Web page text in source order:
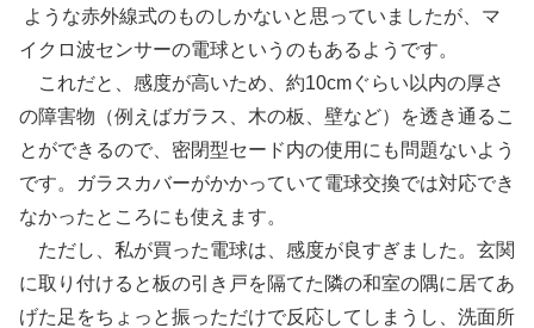
ような赤外線式のものしかないと思っていましたが、マ
イクロ波センサーの電球というのもあるようです。
これだと、感度が高いため、約10cmぐらい以内の厚さ
の障害物（例えばガラス、木の板、壁など）を透き通るこ
とができるので、密閉型セード内の使用にも問題ないよう
です。ガラスカバーがかかっていて電球交換では対応でき
なかったところにも使えます。
ただし、私が買った電球は、感度が良すぎました。玄関
に取り付けると板の引き戸を隔てた隣の和室の隅に居てあ
げた足をちょっと振っただけで反応してしまうし、洗面所